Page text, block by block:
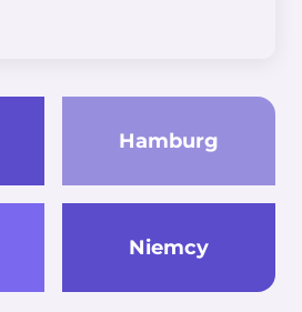
Hamburg
Niemcy